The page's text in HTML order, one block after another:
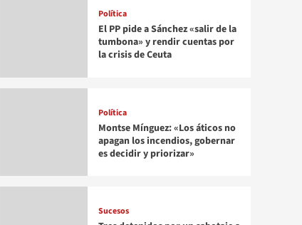
Política
El PP pide a Sánchez «salir de la
tumbona» y rendir cuentas por
la crisis de Ceuta
Política
Montse Mínguez: «Los áticos no
apagan los incendios, gobernar
es decidir y priorizar»
Sucesos